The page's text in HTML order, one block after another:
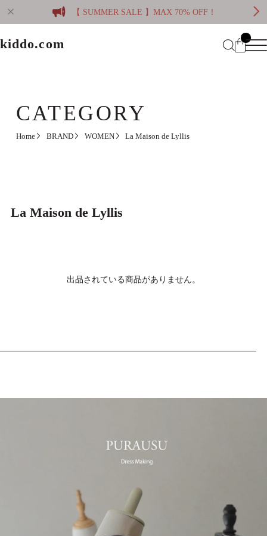
【 SUMMER SALE 】MAX 70% OFF！
kiddo.com
kiddo.com
Category
Membership
Mypage
CATEGORY
Home BRAND WOMEN La Maison de Lyllis
La Maison de Lyllis
出品されている商品がありません。